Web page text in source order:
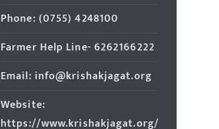
Phone: (0755) 4248100
Farmer Help Line- 6262166222
Email: info@krishakjagat.org
Website:
https://www.krishakjagat.org/